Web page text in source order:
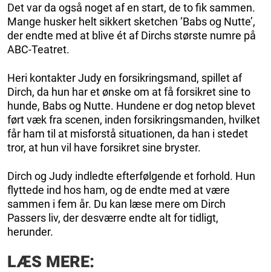
Det var da også noget af en start, de to fik sammen.
Mange husker helt sikkert sketchen ‘Babs og Nutte’,
der endte med at blive ét af Dirchs største numre på
ABC-Teatret.
Heri kontakter Judy en forsikringsmand, spillet af
Dirch, da hun har et ønske om at få forsikret sine to
hunde, Babs og Nutte. Hundene er dog netop blevet
ført væk fra scenen, inden forsikringsmanden, hvilket
får ham til at misforstå situationen, da han i stedet
tror, at hun vil have forsikret sine bryster.
Dirch og Judy indledte efterfølgende et forhold. Hun
flyttede ind hos ham, og de endte med at være
sammen i fem år. Du kan læse mere om Dirch
Passers liv, der desværre endte alt for tidligt,
herunder.
LÆS MERE: